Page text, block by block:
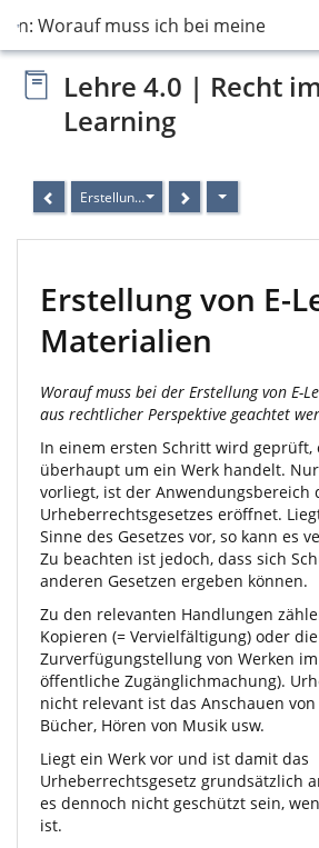
Worauf muss ich bei meinem E-
Lehre 4.0 | Recht
Learning
Erstellung von E-Learning-Materialien
Erstellung von E-
Materialien
Worauf muss bei der Erstellung von E-
aus rechtlicher Perspektive geachtet
In einem ersten Schritt wird geprüft,
überhaupt um ein Werk handelt.
vorliegt, ist der Anwendungsbereich
Urheberrechtsgesetzes eröffnet.
Sinne des Gesetzes vor, so kann es
Zu beachten ist jedoch, dass sich
anderen Gesetzen ergeben können.
Zu den relevanten Handlungen
Kopieren (= Vervielfältigung) oder die
Zurverfügungstellung von Werken
öffentliche Zugänglichmachung).
nicht relevant ist das Anschauen von
Bücher, Hören von Musik usw.
Liegt ein Werk vor und ist damit das
Urheberrechtsgesetz grundsätzlich
es dennoch nicht geschützt sein,
ist.